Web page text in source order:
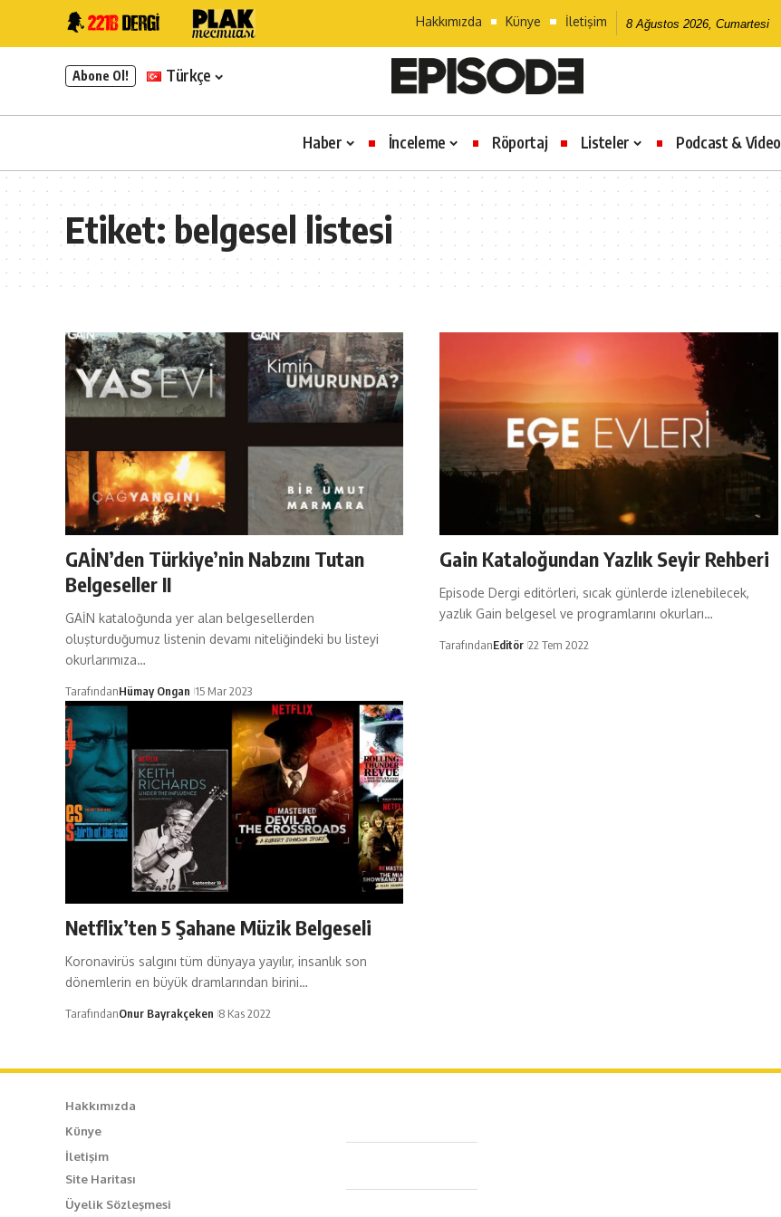
Hakkımızda Künye İletişim 8 Ağustos 2026, Cumartesi
Abone Ol! Türkçe
Haber İnceleme Röportaj Listeler Podcast & Video
Etiket:belgesel listesi
GAİN’den Türkiye’nin Nabzını Tutan
Belgeseller II
GAİN kataloğunda yer alan belgesellerden
oluşturduğumuz listenin devamı niteliğindeki bu listeyi
okurlarımıza…
TarafındanHümay Ongan 15 Mar 2023
Gain Kataloğundan Yazlık Seyir Rehberi
Episode Dergi editörleri, sıcak günlerde izlenebilecek,
yazlık Gain belgesel ve programlarını okurları…
TarafındanEditör 22 Tem 2022
Netflix’ten 5 Şahane Müzik Belgeseli
Koronavirüs salgını tüm dünyaya yayılır, insanlık son
dönemlerin en büyük dramlarından birini…
TarafındanOnur Bayrakçeken 8 Kas 2022
Hakkımızda
Künye
İletişim
Site Haritası
Üyelik Sözleşmesi
Caferağa Mah. Dr. Şakir Paşa Sok. No3/A Kadıköy İstanbul
+90 543 345 46 00